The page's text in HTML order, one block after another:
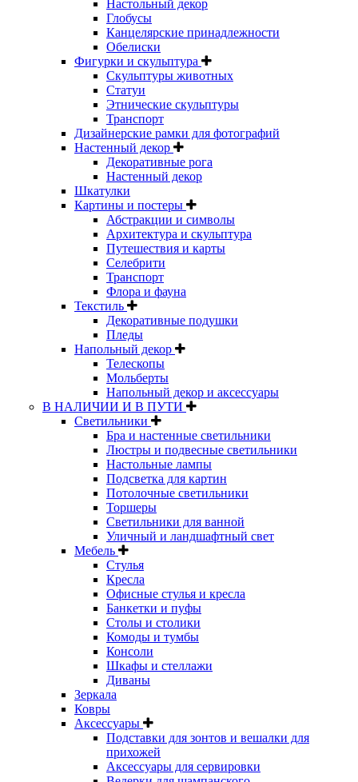
Настольный декор
Глобусы
Канцелярские принадлежности
Обелиски
Фигурки и скульптура
Скульптуры животных
Статуи
Этнические скульптуры
Транспорт
Дизайнерские рамки для фотографий
Настенный декор
Декоративные рога
Настенный декор
Шкатулки
Картины и постеры
Абстракции и символы
Архитектура и скульптура
Путешествия и карты
Селебрити
Транспорт
Флора и фауна
Текстиль
Декоративные подушки
Пледы
Напольный декор
Телескопы
Мольберты
Напольный декор и аксессуары
В НАЛИЧИИ И В ПУТИ
Светильники
Бра и настенные светильники
Люстры и подвесные светильники
Настольные лампы
Подсветка для картин
Потолочные светильники
Торшеры
Светильники для ванной
Уличный и ландшафтный свет
Мебель
Стулья
Кресла
Офисные стулья и кресла
Банкетки и пуфы
Столы и столики
Комоды и тумбы
Консоли
Шкафы и стеллажи
Диваны
Зеркала
Ковры
Аксессуары
Подставки для зонтов и вешалки для
прихожей
Аксессуары для сервировки